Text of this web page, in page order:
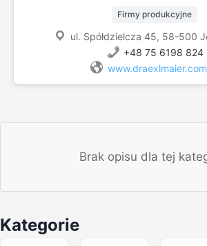
Firmy produkcyjne
ul. Spółdzielcza 45, 58-500
+48 75 6198 824
Brak opisu dla tej
Kategorie